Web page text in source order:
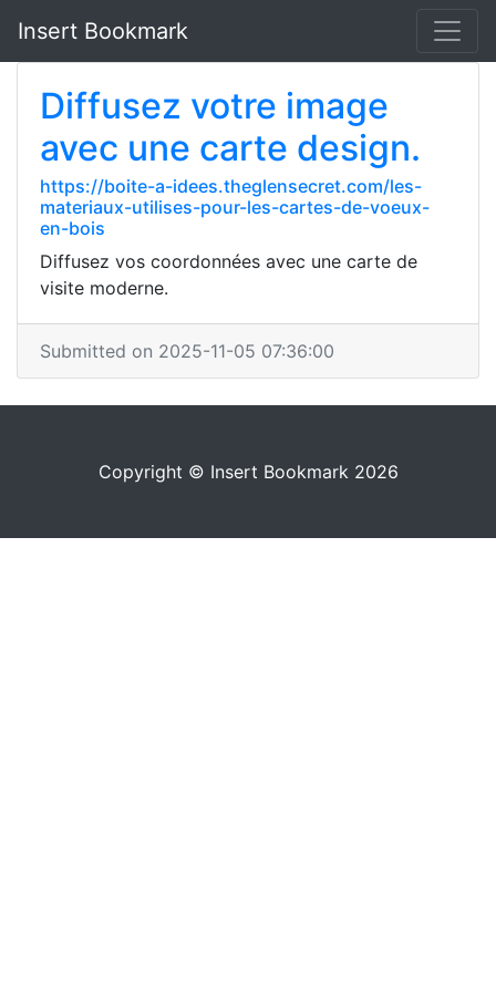
Insert Bookmark
Diffusez votre image
avec une carte design.
https://boite-a-idees.theglensecret.com/les-
materiaux-utilises-pour-les-cartes-de-voeux-
en-bois
Diffusez vos coordonnées avec une carte de
visite moderne.
Submitted on 2025-11-05 07:36:00
Copyright © Insert Bookmark 2026